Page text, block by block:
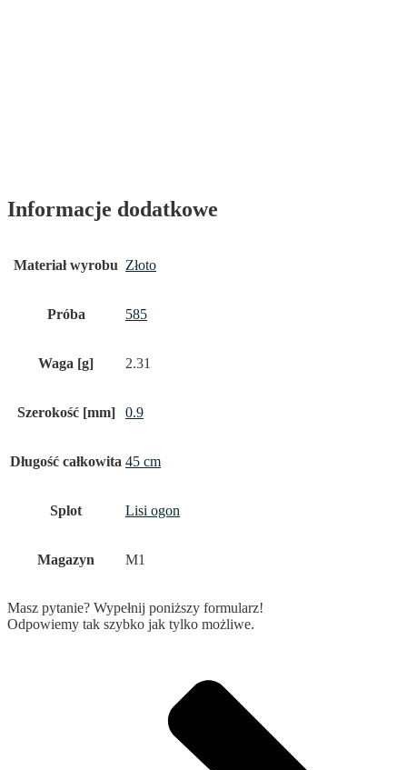
Informacje dodatkowe
Materiał wyrobu Złoto
Próba 585
Waga [g] 2.31
Szerokość [mm] 0.9
Długość całkowita 45 cm
Splot Lisi ogon
Magazyn M1
Masz pytanie? Wypełnij poniższy formularz!
Odpowiemy tak szybko jak tylko możliwe.